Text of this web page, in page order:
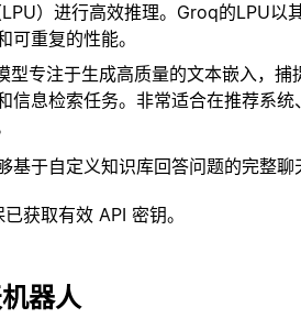
）进行高效推理。Groq的LPU以
重复的性能。
型专注于生成高质量的文本嵌入，
信息检索任务。非常适合在推荐系
于自定义知识库回答问题的完整聊
获取有效 API 密钥。
器人